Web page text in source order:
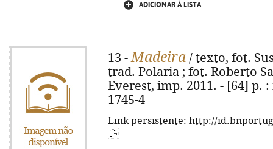
ADICIONAR À LISTA
13 -Madeira / texto, fot.
trad. Polaria ; fot. Roberto
Everest, imp. 2011. - [64] p. :
1745-4
Link persistente: http://